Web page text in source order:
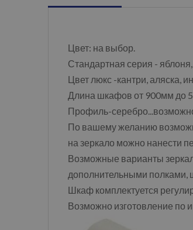
Цвет: на выбор.
Стандартная серия -
Цвет люкс -кантри, аляска,
Длина шкафов от 900мм до
Профиль-
По вашему желанию
на зеркало можно нанести
Возможные варианты
дополнительными полками,
Шкаф комплектуется
Возможно изготовление по